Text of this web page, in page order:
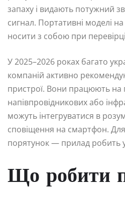
запаху і видають потужний
сигнал. Портативні моделі
носити з собою при перевірці
У 2025–2026 роках багато
компаній активно
пристрої. Вони працюють на
напівпровідникових або
можуть інтегруватися в
сповіщення на смартфон.
порятунок — прилад робить
Що робити